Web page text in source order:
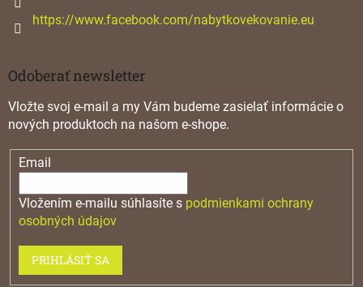
https://www.facebook.com/nabytkovekovanie.eu
Odoberať newsletter
Vložte svoj e-mail a my Vám budeme zasielať informácie o
nových produktoch na našom e-shope.
Email
Vložením e-mailu súhlasíte s podmienkami ochrany
osobných údajov
PRIHLÁSIŤ SA